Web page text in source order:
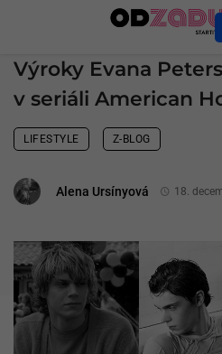
Výroky Evana
v seriáli American
LIFESTYLE Z-BLOG
Alena Ursínyová 18.